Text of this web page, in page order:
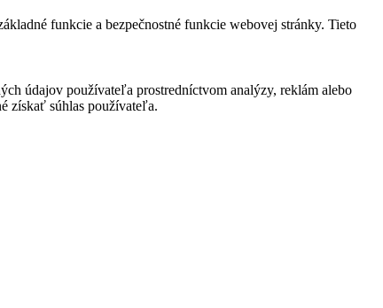
funkcie a bezpečnostné funkcie webovej stránky. Tieto
údajov používateľa prostredníctvom analýzy, reklám alebo
získať súhlas používateľa.